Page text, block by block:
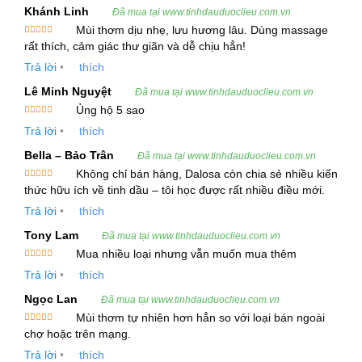
mang đến một hương thơm nhẹ nhàng, dễ chịu,
với các công dụng đặc biệt đối với sức khỏe và
làm đẹp.
2. Thông Tin Kỹ Thuật và Cung Cấp
2.1 Tiêu chuẩn kỹ thuật
Hình thức: Chất lỏng
: Từ trong đến xanh lục vàng, vàng
nhạt đến cam
Tỷ trọng ở 20ºC: 0.870 – 0.935
Chỉ số khúc xạ ở 20ºC
Góc quay cực ở 20ºC: -10.0 TO +10.0
Thành phần hóa học chính
Khánh Linh
Đã mua tại www.tinhdauduoclieu.com.vn
Được xếp
hạng55
Mùi thơm dịu nhẹ, lưu hương lâu. Dùng massage
rất thích, cảm giác thư giãn và dễ chịu hẳn!
Trả lời •
thích
Lê Minh Nguyệt
Đã mua tại www.tinhdauduoclieu.com.vn
hạng
55
Ủng hộ 5 sao
Trả lời •
thích
Bella – Bảo Trân
Đã mua tại www.tinhdauduoclieu.com.vn
Được xếp
hạng5 5
Không chỉ bán hàng, Dalosa còn chia sẻ nhiều kiến
thức hữu ích về tinh dầu – tôi học được rất nhiều điều mới.
Trả lời •
thích
Tony Lam
Đã mua tại www.tinhdauduoclieu.com.vn
hạng
55
Mua nhiều loại nhưng vẫn muốn mua thêm
Trả lời •
thích
Ngọc Lan
Đã mua tại www.tinhdauduoclieu.com.vn
Được xếp
hạng 55
Mùi thơm tự nhiên hơn hẳn so với loại bán ngoài
chợ hoặc trên mạng.
Trả lời • thích